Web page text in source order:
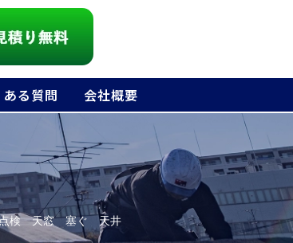
ある質問 会社概要
検 天窓 塞ぐ 天井